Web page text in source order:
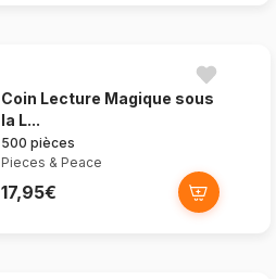
Coin Lecture Magique sous
la L...
500 pièces
Pieces & Peace
17,95€